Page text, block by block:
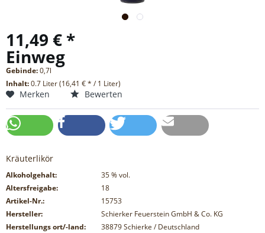
11,49 € *
Einweg
Gebinde:0,7l
Inhalt:0.7 Liter (16,41 € * / 1 Liter)
Merken Bewerten
Kräuterlikör
Alkoholgehalt: 35% vol.
Altersfreigabe:
18
Artikel-Nr.:
15753
Hersteller:
Schierker Feuerstein GmbH & Co. KG
Herstellungs ort/-land:
38879 Schierke / Deutschland